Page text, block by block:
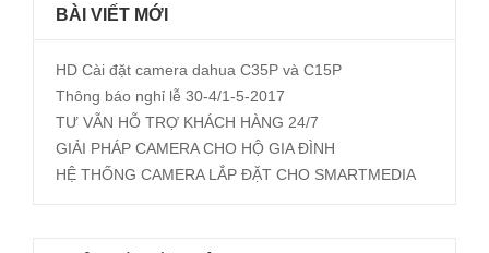
BÀI VIẾT MỚI
HD Cài đặt camera dahua C35P và C15P
Thông báo nghỉ lễ 30-4/1-5-2017
TƯ VẪN HỖ TRỢ KHÁCH HÀNG 24/7
GIẢI PHÁP CAMERA CHO HỘ GIA ĐÌNH
HỆ THỐNG CAMERA LẮP ĐẶT CHO SMARTMEDIA